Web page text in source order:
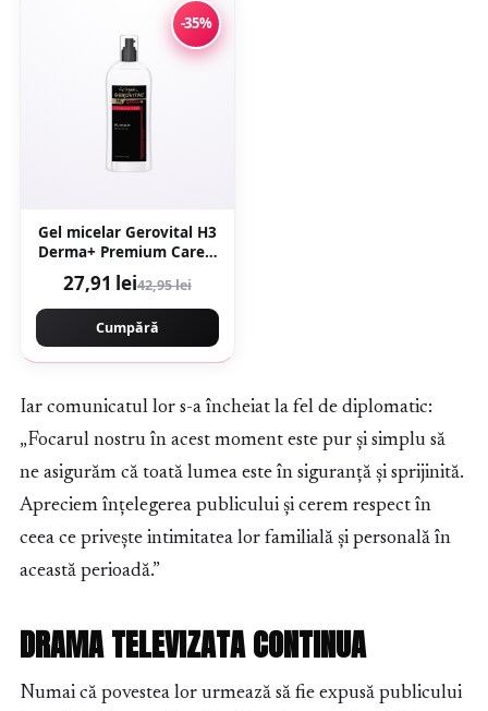
-35%
Gel micelar Gerovital H3
Derma+ Premium Care –
150 ml
27,91 lei42,95 lei
Cumpără
Iar comunicatul lor s-a încheiat la fel de diplomatic:
„Focarul nostru în acest moment este pur și simplu să
ne asigurăm că toată lumea este în siguranță și sprijinită.
Apreciem înțelegerea publicului și cerem respect în
ceea ce privește intimitatea lor familială și personală în
această perioadă.”
DRAMA TELEVIZATA CONTINUA
Numai că povestea lor urmează să fie expusă publicului